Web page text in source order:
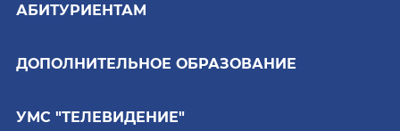
АБИТУРИЕНТАМ
ДОПОЛНИТЕЛЬНОЕ ОБРАЗОВАНИЕ
УМС "ТЕЛЕВИДЕНИЕ"